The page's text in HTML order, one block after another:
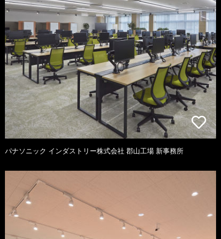
パナソニック インダストリー株式会社 郡山工場 新事務所